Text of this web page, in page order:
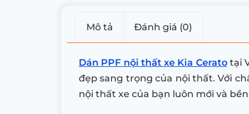
Mô tả Đánh giá (0)
Dán PPF nội thất xe Kia Ceratotại
đẹp sang trọng của nội thất. Với
nội thất xe của bạn luôn mới và